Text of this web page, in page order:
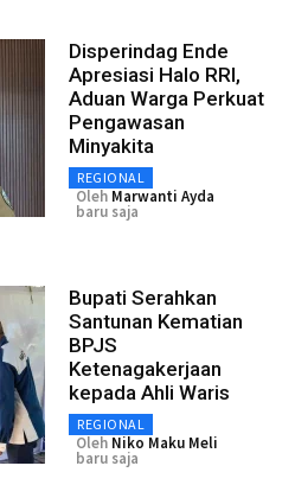
Disperindag Ende
Apresiasi Halo RRI,
Aduan Warga Perkuat
Pengawasan
Minyakita
REGIONAL
Oleh Marwanti Ayda
baru saja
Bupati Serahkan
Santunan Kematian
BPJS
Ketenagakerjaan
kepada Ahli Waris
REGIONAL
Oleh Niko Maku Meli
baru saja